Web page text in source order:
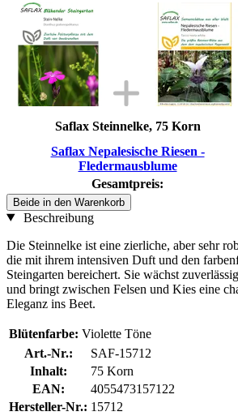
Saflax Steinnelke, 75 Korn
Saflax Nepalesische Riesen -
Fledermausblume
Gesamtpreis:
Beide in den Warenkorb
Beschreibung
Die Steinnelke ist eine zierliche, aber sehr
die mit ihrem intensiven Duft und den
Steingarten bereichert. Sie wächst
und bringt zwischen Felsen und Kies eine
Eleganz ins Beet.
Blütenfarbe: Violette Töne
Art.-Nr.:
SAF-15712
Inhalt:
75 Korn
EAN:
4055473157122
Hersteller-Nr.: 15712